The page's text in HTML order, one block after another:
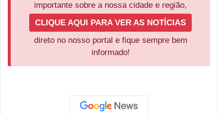
importante sobre a nossa cidade e região,
CLIQUE AQUI PARA VER AS NOTÍCIAS
direto no nosso portal e fique sempre bem
informado!